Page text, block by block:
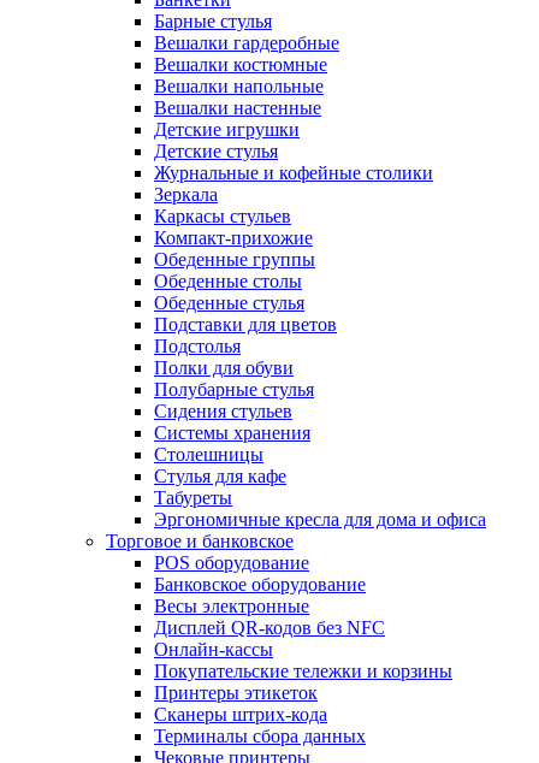
Барные стулья
Вешалки гардеробные
Вешалки костюмные
Вешалки напольные
Вешалки настенные
Детские игрушки
Детские стулья
Журнальные и кофейные столики
Зеркала
Каркасы стульев
Компакт-прихожие
Обеденные группы
Обеденные столы
Обеденные стулья
Подставки для цветов
Подстолья
Полки для обуви
Полубарные стулья
Сидения стульев
Системы хранения
Столешницы
Стулья для кафе
Табуреты
Эргономичные кресла для дома и офиса
Торговое и банковское
POS оборудование
Банковское оборудование
Весы электронные
Дисплей QR-кодов без NFC
Онлайн-кассы
Покупательские тележки и корзины
Принтеры этикеток
Сканеры штрих-кода
Терминалы сбора данных
Чековые принтеры